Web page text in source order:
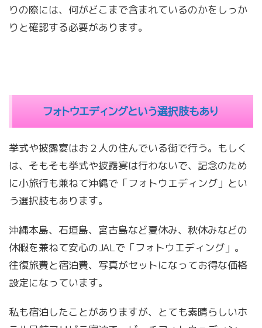
りの際には、何がどこまで含まれているのかをしっか
りと確認する必要があります。
フォトウエディングという選択肢もあり
挙式や披露宴はお２人の住んでいる街で行う。もしく
は、そもそも挙式や披露宴は行わないで、記念のため
に小旅行も兼ねて沖縄で「フォトウエディング」とい
う選択肢もあります。
沖縄本島、石垣島、宮古島など夏休み、秋休みなどの
休暇を兼ねて安心のJALで「フォトウエディング」。
往復旅費と宿泊費、写真がセットになってお得な価格
設定になっています。
私も宿泊したことがありますが、とても素晴らしいホ